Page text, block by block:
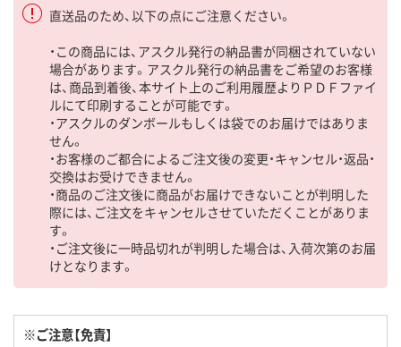
直送品のため、以下の点にご注意ください。
・この商品には、アスクル発行の納品書が同梱されていない
場合があります。アスクル発行の納品書をご希望のお客様
は、商品到着後、本サイト上のご利用履歴よりＰＤＦファイ
ルにて印刷することが可能です。
・アスクルのダンボールもしくは袋でのお届けではありま
せん。
・お客様のご都合によるご注文後の変更・キャンセル・返品・
交換はお受けできません。
・商品のご注文後に商品がお届けできないことが判明した
際には、ご注文をキャンセルさせていただくことがありま
す。
・ご注文後に一時品切れが判明した場合は、入荷次第のお届
けとなります。
※ご注意【免責】